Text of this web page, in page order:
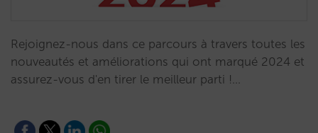
Rejoignez-nous dans ce parcours à travers toutes les
nouveautés et améliorations qui ont marqué 2024 et
assurez-vous d'en tirer le meilleur parti !…